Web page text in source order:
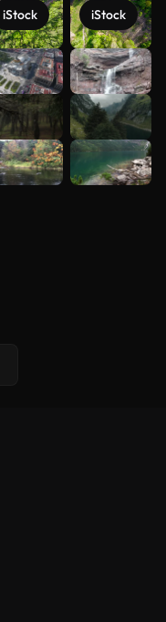
iStock iStock
Meer
bekijken